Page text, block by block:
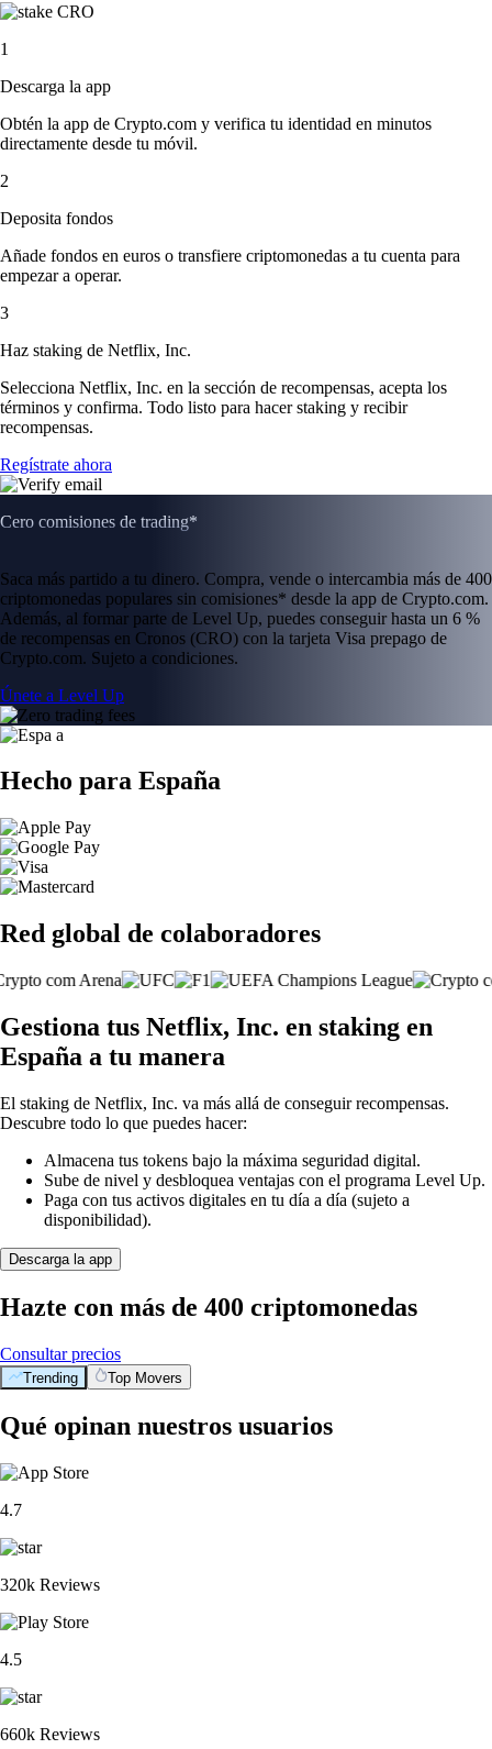
1
Descarga la app
Obtén la app de Crypto.com y verifica tu identidad en minutos
directamente desde tu móvil.
2
Deposita fondos
Añade fondos en euros o transfiere criptomonedas a tu cuenta para
empezar a operar.
3
Haz staking de Netflix, Inc.
Selecciona Netflix, Inc. en la sección de recompensas, acepta los
términos y confirma. Todo listo para hacer staking y recibir
recompensas.
Regístrate ahora
Cero comisiones de trading*
Saca más partido a tu dinero. Compra, vende o intercambia más de 400
criptomonedas populares sin comisiones* desde la app de Crypto.com.
Además, al formar parte de Level Up, puedes conseguir hasta un 6 %
de recompensas en Cronos (CRO) con la tarjeta Visa prepago de
Crypto.com. Sujeto a condiciones.
Únete a Level Up
Hecho para España
Red global de colaboradores
Gestiona tus Netflix, Inc. en staking en
España a tu manera
El staking de Netflix, Inc. va más allá de conseguir recompensas.
Descubre todo lo que puedes hacer:
Almacena tus tokens bajo la máxima seguridad digital.
Sube de nivel y desbloquea ventajas con el programa Level Up.
Paga con tus activos digitales en tu día a día (sujeto a
disponibilidad).
Descarga la app
Hazte con más de 400 criptomonedas
Consultar precios
Trending Top Movers
Qué opinan nuestros usuarios
4.7
320k Reviews
4.5
660k Reviews